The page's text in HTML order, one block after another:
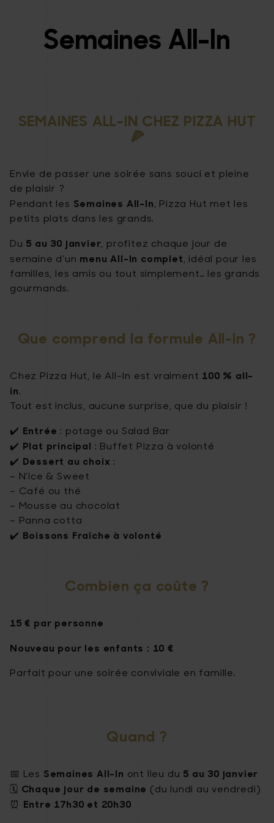
Semaines All-In
SEMAINES ALL-IN CHEZ PIZZA HUT
🍕
Envie de passer une soirée sans souci et pleine
de plaisir ?
Pendant les Semaines All-In , Pizza Hut met les
petits plats dans les grands.
Du 5 au 30 janvier , profitez chaque jour de
semaine d’un menu All-In complet , idéal pour les
familles, les amis ou tout simplement… les grands
gourmands.
Que comprend la formule All-In ?
Chez Pizza Hut, le All-In est vraiment 100 % all-
in.
Tout est inclus, aucune surprise, que du plaisir !
✔️ Entrée : potage ou Salad Bar
✔️ Plat principal : Buffet Pizza à volonté
✔️ Dessert au choix :
– N’ice & Sweet
– Café ou thé
– Mousse au chocolat
– Panna cotta
✔️ Boissons Fraîche à volonté
Combien ça coûte ?
15 € par personne
Nouveau pour les enfants : 10 €
Parfait pour une soirée conviviale en famille.
Quand ?
📅 Les Semaines All-In ont lieu du 5 au 30 janvier
🗓️ Chaque jour de semaine (du lundi au vendredi)
⏰ Entre 17h30 et 20h30